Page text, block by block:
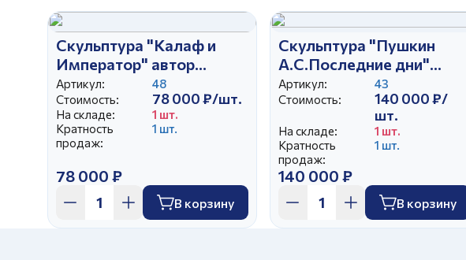
Скульптура "Калаф и
Император" автор
Бржезицкая А.Д.
Артикул:
48
Стоимость:
78 000 ₽/шт.
На складе:
1 шт.
Кратность
продаж:
1 шт.
78 000 ₽
В корзину
Скульптура "Пушкин
А.С.Последние дни"
автор Бржезицкая А.Д.
Артикул:
43
Стоимость:
140 000 ₽/
шт.
На складе:
1 шт.
Кратность
продаж:
1 шт.
140 000 ₽
В корзину